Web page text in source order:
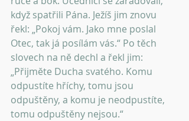
když spatřili Pána. Ježíš jim znovu
řekl: „Pokoj vám. Jako mne poslal
Otec, tak já posílám vás.“ Po těch
slovech na ně dechl a řekl jim:
„Přijměte Ducha svatého. Komu
odpustíte hříchy, tomu jsou
odpuštěny, a komu je neodpustíte,
tomu odpuštěny nejsou.“